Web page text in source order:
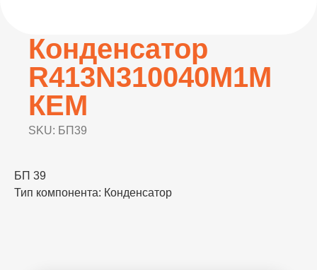
Конденсатор
R413N310040M1М
КЕМ
SKU: БП39
БП 39
Тип компонента: Конденсатор